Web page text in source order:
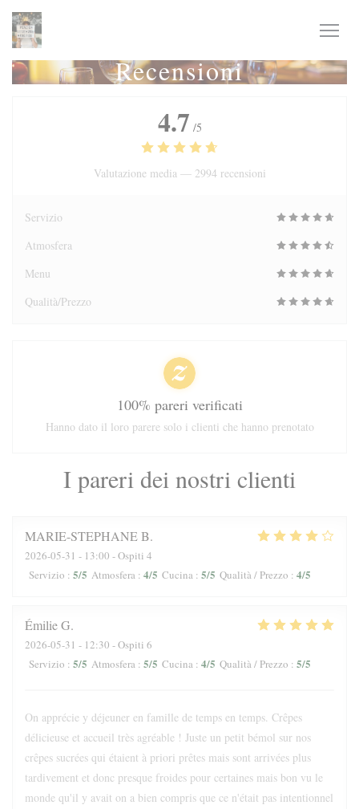
Personalizzazione delle tue scelte sui cookie
Recensioni
I pareri dei nostri clienti
MARIE-STEPHANEB
2026-05-31 - 13:00 - Ospiti 4
Servizio : 5/5 Atmosfera : 4/5 Cucina : 5/5 Qualità / Prezzo : 4/5
ÉmilieG
2026-05-31 - 12:30 - Ospiti 6
Servizio : 5/5 Atmosfera : 5/5 Cucina : 4/5 Qualità / Prezzo : 5/5
On apprécie y déjeuner en famille de temps en temps. Crêpes
délicieuse et accueil très agréable ! Juste un petit bémol sur nos
crêpes sucrées qui étaient à priori prêtes mais sont arrivées plus
tardivement et donc presque froides pour certaines mais bon vu le
monde qu'il y avait on a bien compris que ce n'était pas intentionnel
4.7 /5
Valutazione media — 2994 recensioni
Servizio
Atmosfera
Menu
Qualità/Prezzo
100% pareri verificati
Hanno dato il loro parere solo i clienti che hanno prenotato